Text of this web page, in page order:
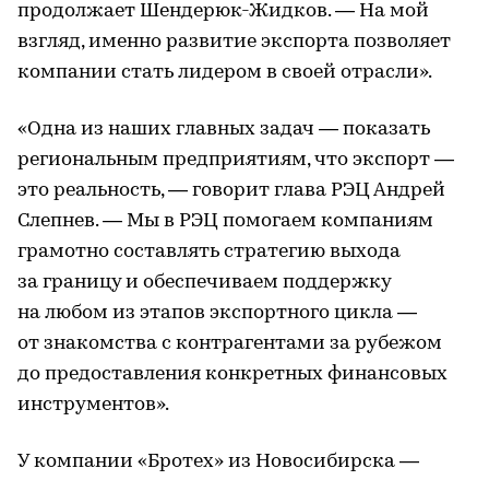
продолжает Шендерюк-Жидков. — На мой
взгляд, именно развитие экспорта позволяет
компании стать лидером в своей отрасли».
«Одна из наших главных задач — показать
региональным предприятиям, что экспорт —
это реальность, — говорит глава РЭЦ Андрей
Слепнев. — Мы в РЭЦ помогаем компаниям
грамотно составлять стратегию выхода
за границу и обеспечиваем поддержку
на любом из этапов экспортного цикла —
от знакомства с контрагентами за рубежом
до предоставления конкретных финансовых
инструментов».
У компании «Бротех» из Новосибирска —